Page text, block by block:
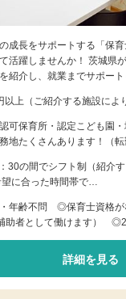
成長をサポートする「保
活躍しませんか！ 茨城県
紹介し、就業までサポー
以上（ご紹介する施設によ
可保育所・認定こども園
たくさんあります！（転
30の間でシフト制（紹介
望に合った時間帯で…
年齢不問 ◎保育士資格が
助者として働けます）
詳細を見る